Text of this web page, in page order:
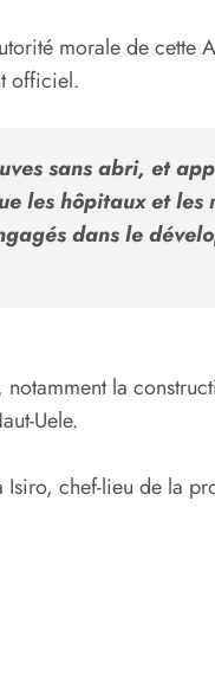
morale de
officiel.
sans abri, et
hôpitaux et les
dans le
la
Uele.
chef-lieu de la